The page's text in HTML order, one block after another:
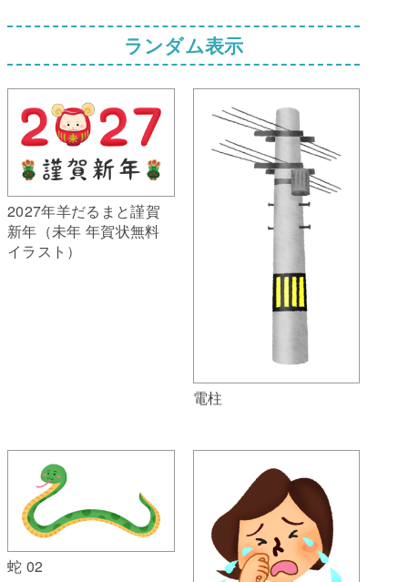
ランダム表示
2027年羊だるまと謹賀
新年（未年 年賀状無料
イラスト）
電柱
蛇 02